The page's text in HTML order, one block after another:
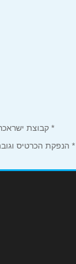
* קבוצת
* הנפקת הכרטיס